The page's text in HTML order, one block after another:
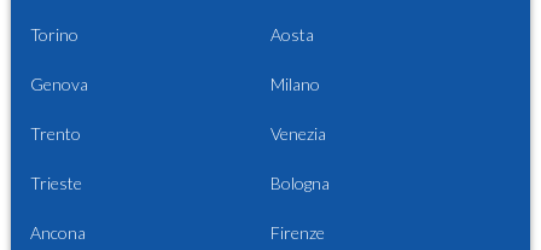
Torino Aosta
Genova Milano
Trento Venezia
Trieste Bologna
Ancona Firenze